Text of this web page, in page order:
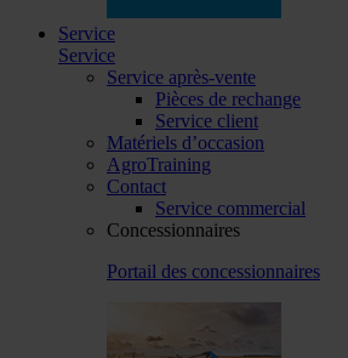
Service
Service
Service après-vente
Pièces de rechange
Service client
Matériels d’occasion
AgroTraining
Contact
Service commercial
Concessionnaires
Portail des concessionnaires